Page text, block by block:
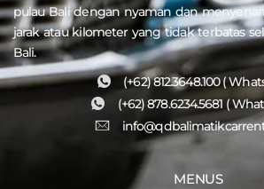
pulauBalidengan nyaman dan
jarak atau kilometer yang tidak terbatas
Bali.
(+62) 812.3648.100 (
(+62) 878.6234.5681 (
MENUS